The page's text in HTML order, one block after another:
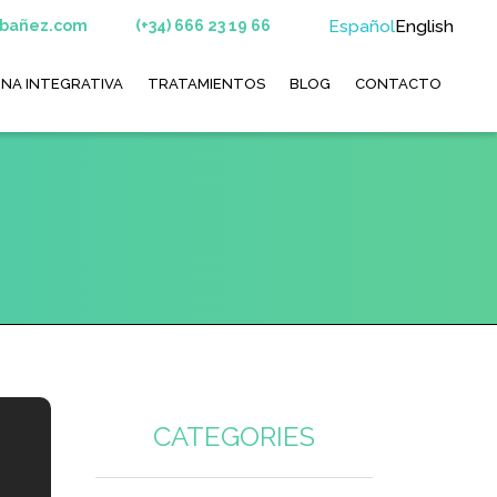
(+34) 666 23 19 66 EspañolEnglish
INTEGRATIVA TRATAMIENTOS BLOG CONTACTO
CATEGORIES